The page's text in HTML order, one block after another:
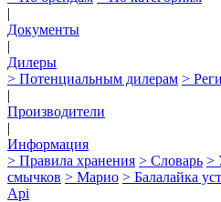
|
Документы
|
Дилеры
> Потенциальным дилерам >
|
Производители
|
Информация
> Правила хранения > Словарь >
смычков > Марио > Балалайка
Api